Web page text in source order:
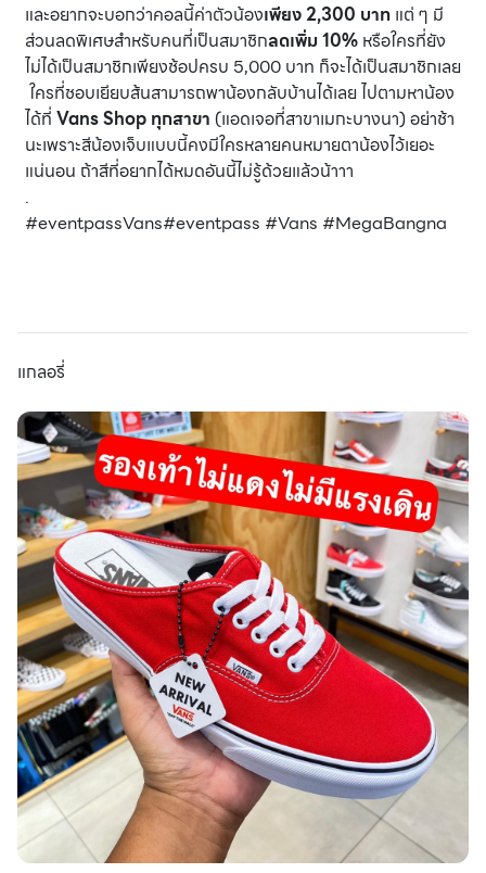
และอยากจะบอกว่าคอลนี้ค่าตัวน้องเพียง 2,300 บาท แต่ ๆ มี
ส่วนลดพิเศษสำหรับคนที่เป็นสมาชิกลดเพิ่ม 10% หรือใครที่ยัง
ไม่ได้เป็นสมาชิกเพียงช้อปครบ 5,000 บาท ก็จะได้เป็นสมาชิกเลย
ใครที่ชอบเยียบส้นสามารถพาน้องกลับบ้านได้เลย ไปตามหาน้อง
ได้ที่ Vans Shop ทุกสาขา (แอดเจอที่สาขาเมกะบางนา) อย่าช้า
นะเพราะสีน้องเจ็บแบบนี้คงมีใครหลายคนหมายตาน้องไว้เยอะ
แน่นอน ถ้าสีที่อยากได้หมดอันนี้ไม่รู้ด้วยแล้วน้าาา
.
#eventpassVans#eventpass #Vans #MegaBangna
แกลอรี่